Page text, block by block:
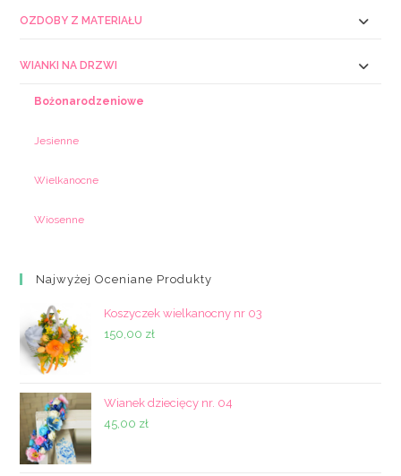
OZDOBY Z MATERIAŁU
WIANKI NA DRZWI
Bożonarodzeniowe
Jesienne
Wielkanocne
Wiosenne
Najwyżej Oceniane Produkty
Koszyczek wielkanocny nr 03
150,00 zł
Wianek dziecięcy nr. 04
45,00 zł